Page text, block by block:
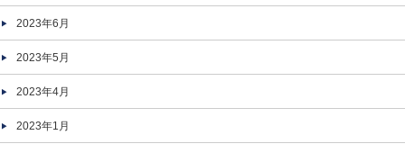
2023年6月
2023年5月
2023年4月
2023年1月